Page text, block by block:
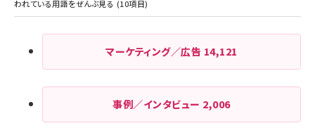
マーケティング／広告 14,121
事例／インタビュー 2,006